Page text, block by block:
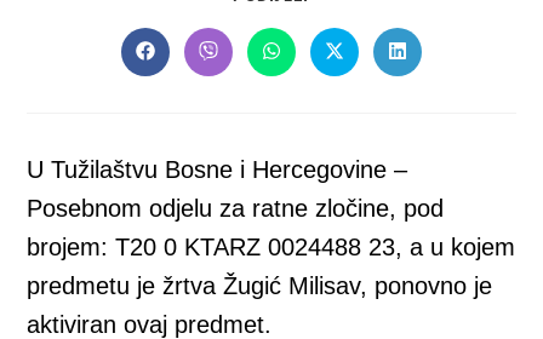
CONTENT
Opens
in
Opens
in
Opens
in
Opens
in
Opens
in
U Tužilaštvu Bosne i Hercegovine –
Posebnom odjelu za ratne zločine, pod
brojem: T20 0 KTARZ 0024488 23, a u kojem
predmetu je žrtva Žugić Milisav, ponovno je
aktiviran ovaj predmet.